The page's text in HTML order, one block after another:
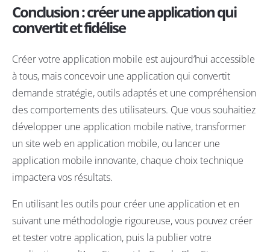
Conclusion : créer une application qui
convertit et fidélise
Créer votre application mobile est aujourd’hui accessible
à tous, mais concevoir une application qui convertit
demande stratégie, outils adaptés et une compréhension
des comportements des utilisateurs. Que vous souhaitiez
développer une application mobile native, transformer
un site web en application mobile, ou lancer une
application mobile innovante, chaque choix technique
impactera vos résultats.
En utilisant les outils pour créer une application et en
suivant une méthodologie rigoureuse, vous pouvez créer
et tester votre application, puis la publier votre